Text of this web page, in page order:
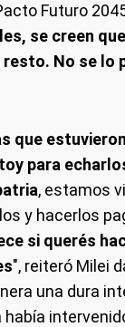
Futuro
se creen
resto. No se lo
que
para
, estamos
y hacerlos
si querés
", reiteró Milei
una dura